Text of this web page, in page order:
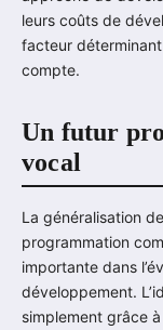
leurs coûts de
facteur
compte.
Un futur
vocal
La généralisation
programmation
importante dans
développement.
simplement grâce